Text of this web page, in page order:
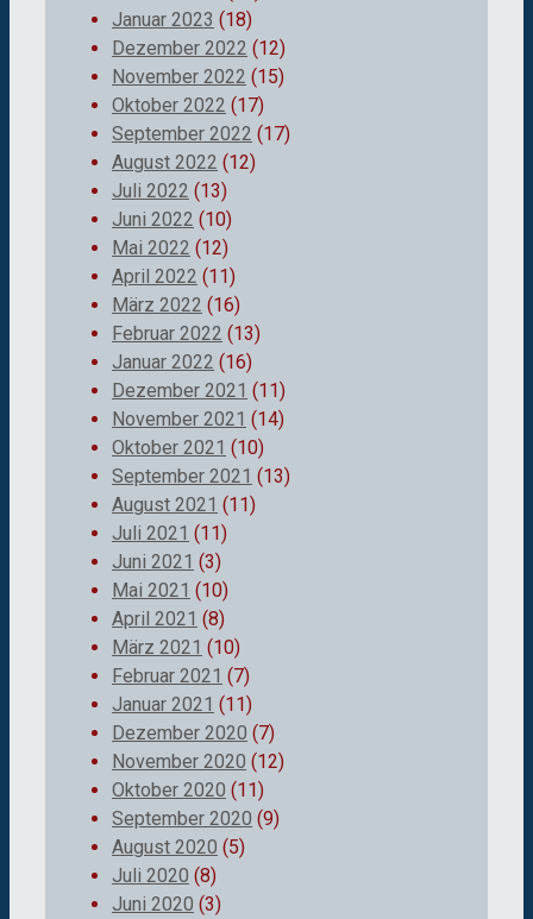
Januar 2023 (18)
Dezember 2022 (12)
November 2022 (15)
Oktober 2022 (17)
September 2022 (17)
August 2022 (12)
Juli 2022 (13)
Juni 2022 (10)
Mai 2022 (12)
April 2022 (11)
März 2022 (16)
Februar 2022 (13)
Januar 2022 (16)
Dezember 2021 (11)
November 2021 (14)
Oktober 2021 (10)
September 2021 (13)
August 2021 (11)
Juli 2021 (11)
Juni 2021 (3)
Mai 2021 (10)
April 2021 (8)
März 2021 (10)
Februar 2021 (7)
Januar 2021 (11)
Dezember 2020 (7)
November 2020 (12)
Oktober 2020 (11)
September 2020 (9)
August 2020 (5)
Juli 2020 (8)
Juni 2020 (3)